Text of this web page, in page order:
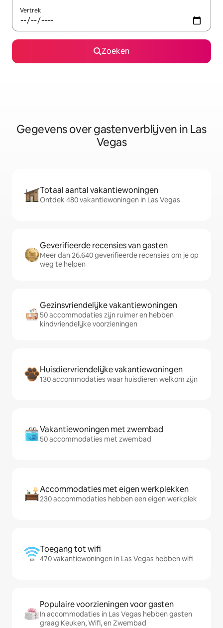
Vertrek
Zoeken
Gegevens over gastenverblijven in Las
Vegas
Totaal aantal vakantiewoningen
Ontdek 480 vakantiewoningen in Las Vegas
Geverifieerde recensies van gasten
Meer dan 26.640 geverifieerde recensies om je op
weg te helpen
Gezinsvriendelijke vakantiewoningen
50 accommodaties zijn ruimer en hebben
kindvriendelijke voorzieningen
Huisdiervriendelijke vakantiewoningen
130 accommodaties waar huisdieren welkom zijn
Vakantiewoningen met zwembad
50 accommodaties met zwembad
Accommodaties met eigen werkplekken
230 accommodaties hebben een eigen werkplek
Toegang tot wifi
470 vakantiewoningen in Las Vegas hebben wifi
Populaire voorzieningen voor gasten
In accommodaties in Las Vegas hebben gasten
graag Keuken, Wifi, en Zwembad